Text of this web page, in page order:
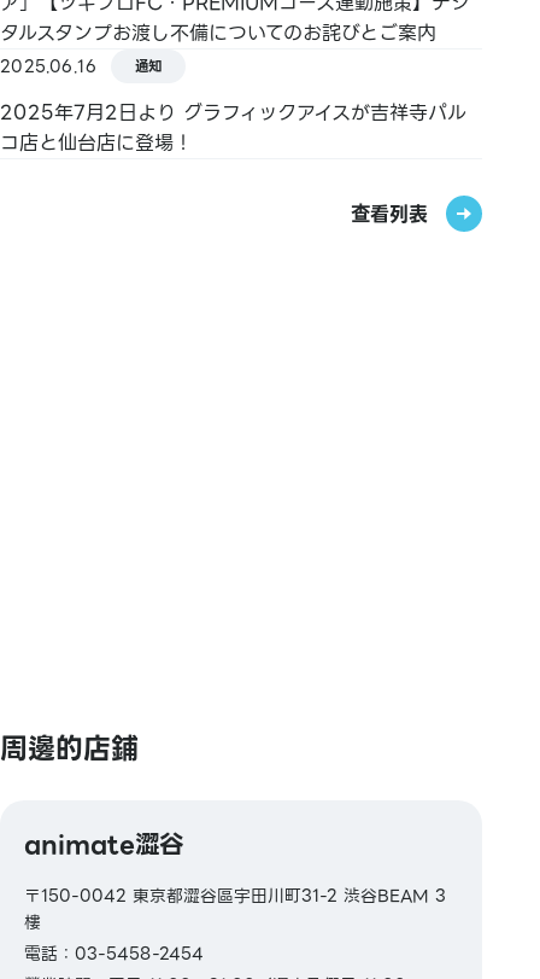
Kitaca / Suica / PASMO / TOICA / manaca /
ICOCA / SUGOCA / nimoca / Hayakaken
【禮品卡／商品券】
JCB 禮品卡／PARCO 商品券
タルスタンプお渡し不備についてのお詫びとご案内
2025.06.16 通知
2025年7月2日より グラフィックアイスが吉祥寺パル
コ店と仙台店に登場！
查看列表
周邊的店鋪
animate澀谷
〒150-0042 東京都澀谷區宇田川町31-2 渋谷BEAM 3
樓
電話：03-5458-2454